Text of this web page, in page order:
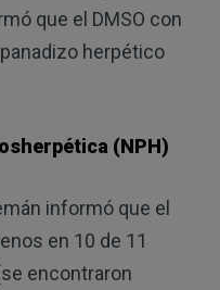
que el DMSO con
herpético
(NPH)
informó que el
en 10 de 11
encontraron